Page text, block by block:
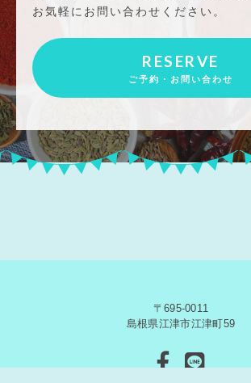
お気軽にお問い合わせください。
RESERVE
ご予約・お問い合わせ
〒695-0011
島根県江津市江津町59